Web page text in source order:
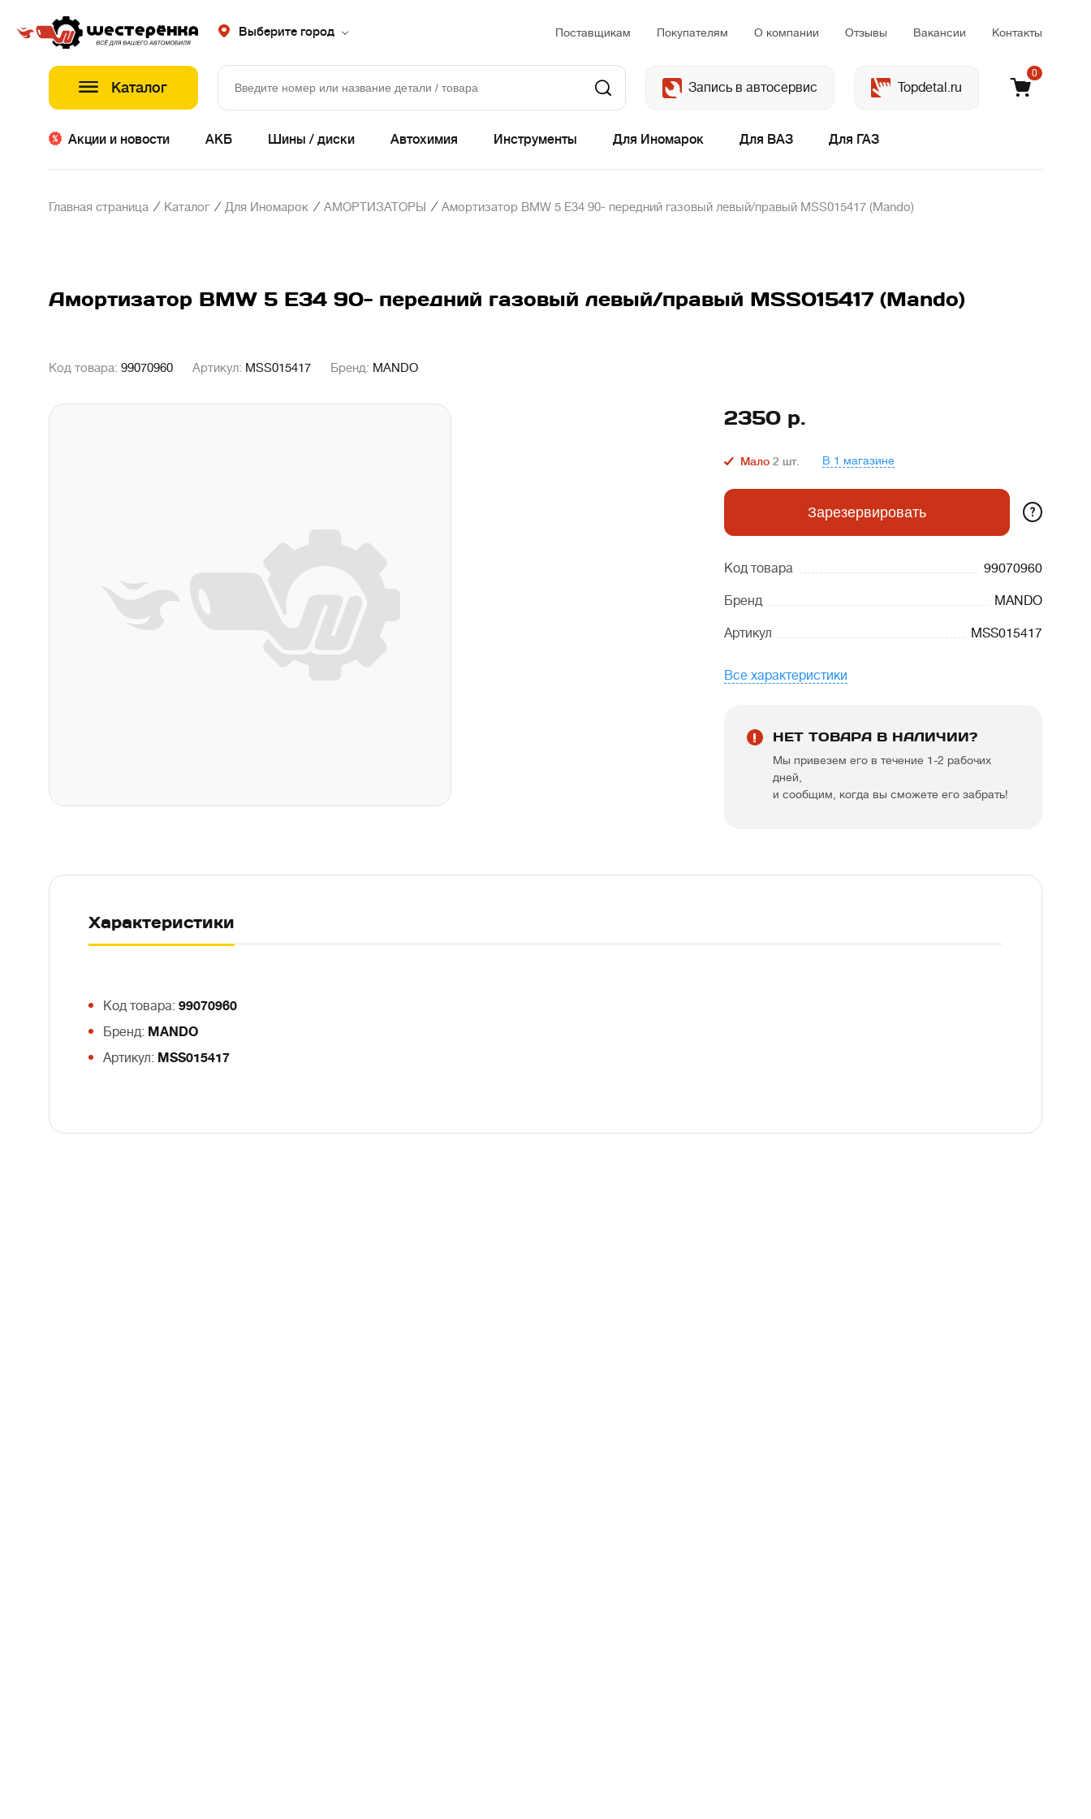
Выберите город Поставщикам Покупателям О компании Отзывы Вакансии Контакты
Каталог Запись в автосервис Topdetal.ru
0
Акции и новости АКБ Шины / диски Автохимия Инструменты Для Иномарок Для ВАЗ Для ГАЗ
Главная страница / Каталог / Для Иномарок / АМОРТИЗАТОРЫ / Амортизатор BMW 5 E34 90- передний газовый левый/правый MSS015417 (Mando)
Амортизатор BMW 5 E34 90- передний газовый левый/правый MSS015417 (Mando)
Код товара: 99070960 Артикул: MSS015417 Бренд: MANDO
2350 р.
Мало 2 шт. В 1 магазине
Зарезервировать ?
Код товара 99070960
Бренд MANDO
Артикул MSS015417
Все характеристики
НЕТ ТОВАРА В НАЛИЧИИ?
Мы привезем его в течение 1-2 рабочих
дней,
и сообщим, когда вы сможете его забрать!
Характеристики
Код товара: 99070960
Бренд: MANDO
Артикул: MSS015417